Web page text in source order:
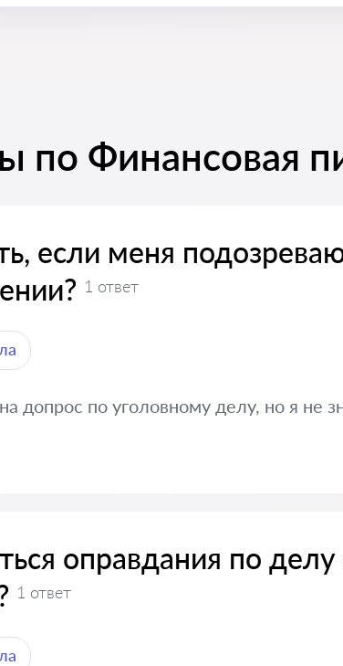
по Финансовая
если меня
1 ответ
допрос по уголовному делу, но я не
оправдания по
1 ответ